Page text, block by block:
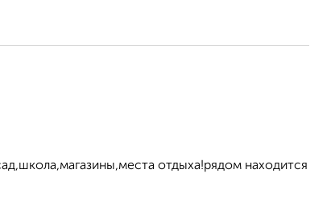
отдыха!рядом находится